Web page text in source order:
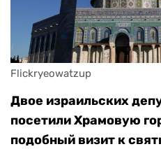
Flickryeowatzup
Двое израильских
посетили Храмовую
подобный визит к